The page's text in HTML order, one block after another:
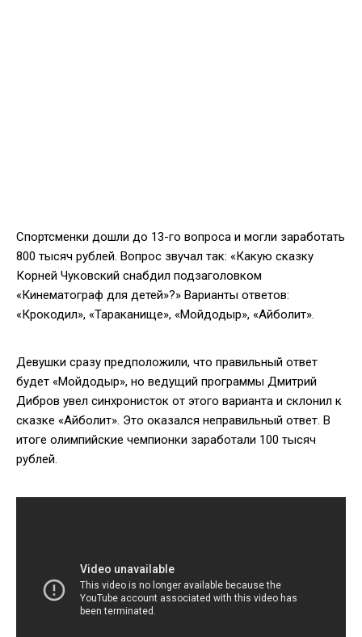
Спортсменки дошли до 13-го вопроса и могли заработать
800 тысяч рублей. Вопрос звучал так: «Какую сказку
Корней Чуковский снабдил подзаголовком
«Кинематограф для детей»?» Варианты ответов:
«Крокодил», «Тараканище», «Мойдодыр», «Айболит».
Девушки сразу предположили, что правильный ответ
будет «Мойдодыр», но ведущий программы Дмитрий
Дибров увел синхронисток от этого варианта и склонил к
сказке «Айболит». Это оказался неправильный ответ. В
итоге олимпийские чемпионки заработали 100 тысяч
рублей.